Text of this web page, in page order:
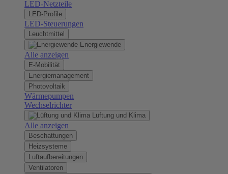
LED-Netzteile
LED-Profile
LED-Steuerungen
Leuchtmittel
Energiewende
Alle anzeigen
E-Mobilität
Energiemanagement
Photovoltaik
Wärmepumpen
Wechselrichter
Lüftung und Klima
Alle anzeigen
Beschattungen
Heizsysteme
Luftaufbereitungen
Ventilatoren